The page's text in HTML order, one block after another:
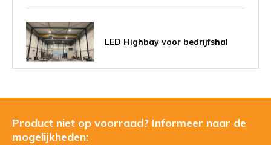
LED Highbay voor bedrijfshal
Product niet op voorraad? Informeer naar de
mogelijkheden: